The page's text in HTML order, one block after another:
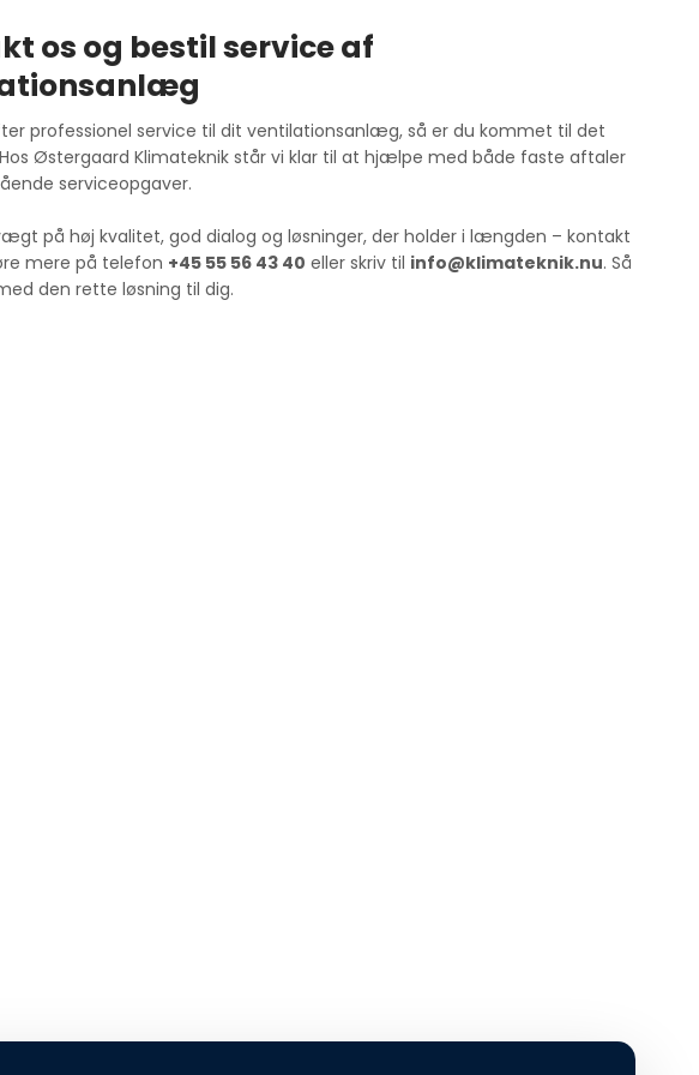
os og bestil service af
professionel service til dit ventilationsanlæg, så er du kommet til det
Østergaard Klimateknik står vi klar til at hjælpe med både faste aftaler
serviceopgaver.
på høj kvalitet, god dialog og løsninger, der holder i længden – kontakt
mere på telefon +45 55 56 43 40 eller skriv til info@klimateknik.nu. Så
den rette løsning til dig.